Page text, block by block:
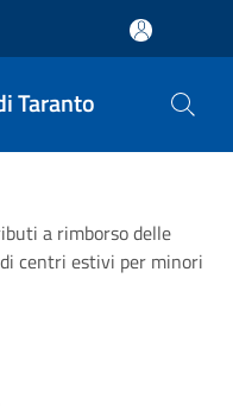
Taranto
a rimborso delle
centri estivi per minori